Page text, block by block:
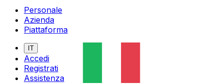
Personale
Azienda
Piattaforma
IT
Accedi
Registrati
Assistenza